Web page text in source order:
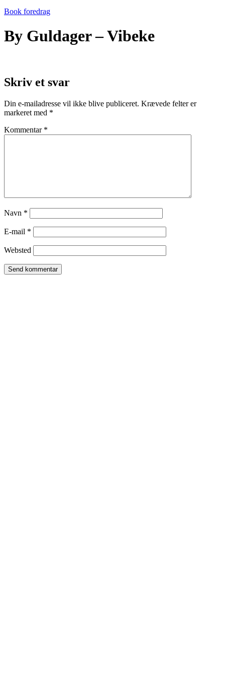
Book foredrag
By Guldager – Vibeke
Skriv et svar
Din e-mailadresse vil ikke blive publiceret. Krævede felter er
markeret med *
Kommentar *
Navn *
E-mail *
Websted